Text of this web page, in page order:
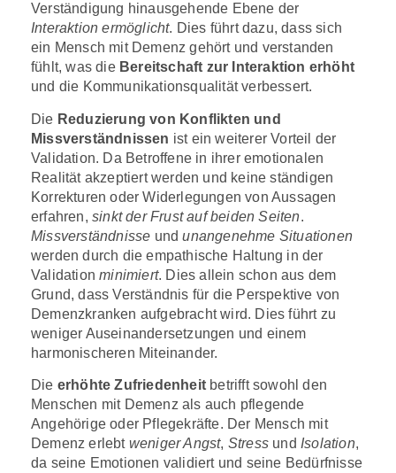
Verständigung hinausgehende Ebene der
Interaktion ermöglicht. Dies führt dazu, dass sich
ein Mensch mit Demenz gehört und verstanden
fühlt, was die Bereitschaft zur Interaktion erhöht
und die Kommunikationsqualität verbessert.
Die Reduzierung von Konflikten und
Missverständnissen ist ein weiterer Vorteil der
Validation. Da Betroffene in ihrer emotionalen
Realität akzeptiert werden und keine ständigen
Korrekturen oder Widerlegungen von Aussagen
erfahren, sinkt der Frust auf beiden Seiten.
Missverständnisse undunangenehme Situationen
werden durch die empathische Haltung in der
Validationminimiert. Dies allein schon aus dem
Grund, dass Verständnis für die Perspektive von
Demenzkranken aufgebracht wird. Dies führt zu
weniger Auseinandersetzungen und einem
harmonischeren Miteinander.
Die erhöhte Zufriedenheit betrifft sowohl den
Menschen mit Demenz als auch pflegende
Angehörige oder Pflegekräfte. Der Mensch mit
Demenz erlebt weniger Angst, Stress und Isolation,
da seine Emotionen validiert und seine Bedürfnisse